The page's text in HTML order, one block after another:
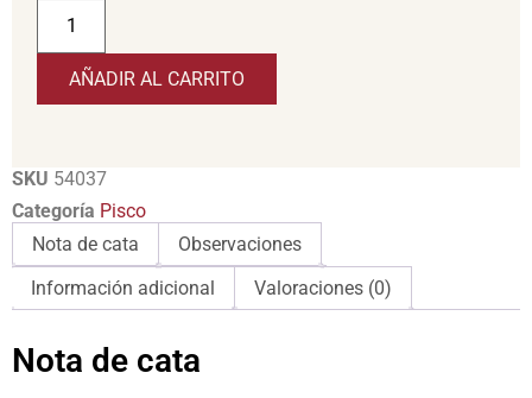
AÑADIR AL CARRITO
SKU 54037
Categoría Pisco
Nota de cata
Observaciones
Información adicional
Valoraciones (0)
Nota de cata